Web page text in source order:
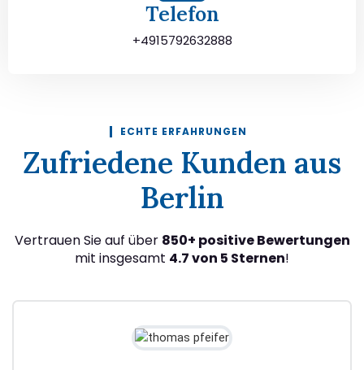
Telefon
+4915792632888
ECHTE ERFAHRUNGEN
Zufriedene Kunden aus
Berlin
Vertrauen Sie auf über 850+ positive Bewertungen
mit insgesamt 4.7 von 5 Sternen!